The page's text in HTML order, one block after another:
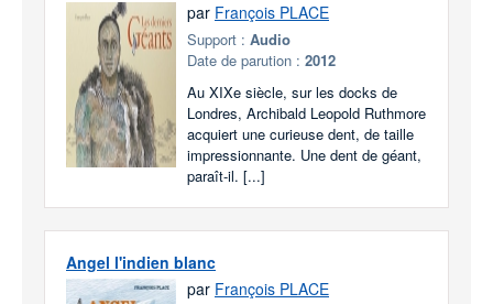
par François PLACE
Support : Audio
Date de parution : 2012
Au XIXe siècle, sur les docks de
Londres, Archibald Leopold Ruthmore
acquiert une curieuse dent, de taille
impressionnante. Une dent de géant,
paraît-il. [...]
Angel l'indien blanc
par François PLACE